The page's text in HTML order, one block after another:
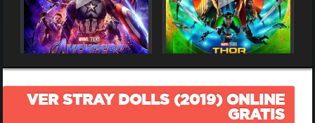
VER STRAY DOLLS (2019) ONLINE
GRATIS